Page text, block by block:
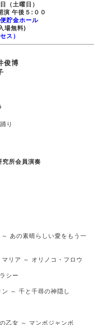
（土曜日）
午後５:００
貯金ホール
場無料)
ス）
俊博
り
所会員演奏
素晴らしい愛をもう一
～ オリノコ・フロウ
ー
と千尋の神隠し
～ マンボジャンボ